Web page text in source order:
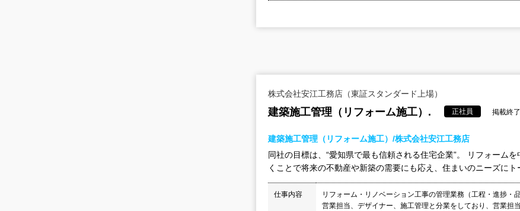
株式会社安江工務店（東証スタンダード上場）
建築施工管理（リフォーム施工）. 正社員 掲載終
建築施工管理（リフォーム施工）/株式会社安江工務店
同社の目標は、“愛知県で最も信頼される住宅企業”。 リフォーム
くことで将来の不動産や新築の需要にも応え、住まいのニーズに
仕事内容
リフォーム・リノベーション工事の管理業務（工程・進捗・
営業担当、デザイナー、施工管理と分業をしており、営業担